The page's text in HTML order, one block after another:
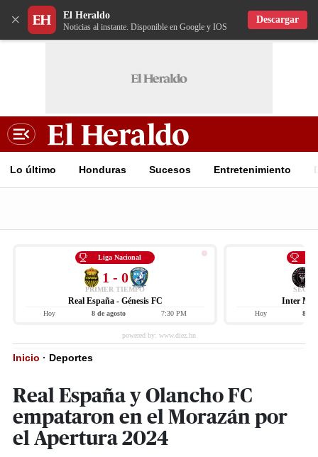
× El Heraldo
Noticias al instante. Disponible en Google y IOS
Descargar
Lo último Honduras Sucesos Entretenimiento
Liga Nacional
1 - 0
PRIMER TIEMPO
Real España - Génesis FC
Hoy 8 de agosto 7:30 PM
Inter
Hoy 8 de
Inicio · Deportes
Real España y Olancho FC
empataron en el Morazán por
el Apertura 2024